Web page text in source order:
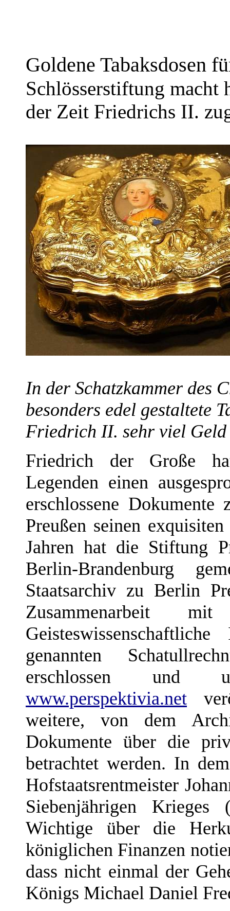
Goldene Tabaksdosen
Schlösserstiftung macht
der Zeit Friedrichs II.
In der Schatzkammer des
besonders edel gestaltete
Friedrich II. sehr viel
Friedrich der Große
Legenden einen
erschlossene
Preußen seinen
Jahren hat die Stiftung
Berlin-Brandenburg
Staatsarchiv zu Berlin
Zusammenarbeit
genannten
erschlossen und
www.perspektivia.net
weitere, von dem
Dokumente über die
betrachtet werden. In
Hofstaatsrentmeister
Siebenjährigen
Wichtige über die
königlichen Finanzen
dass nicht einmal der
Königs Michael Daniel